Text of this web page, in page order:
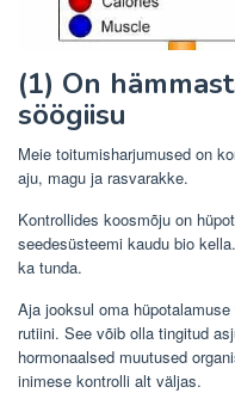
(1) On
söögiisu
Meie toitumisharjumused on
aju, magu ja rasvarakke.
Kontrollides koosmõju on
seedesüsteemi kaudu bio
ka tunda.
Aja jooksul oma
rutiini. See võib olla tingitud
hormonaalsed muutused
inimese kontrolli alt väljas.